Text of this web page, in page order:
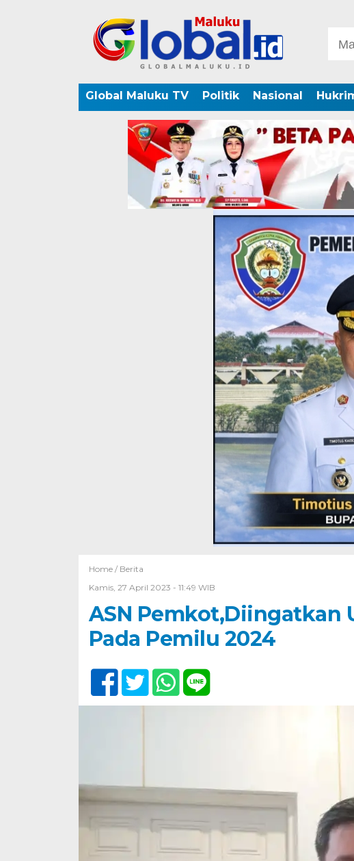
Global Maluku TV Politik Nasional
Home / Berita
Kamis, 27 April 2023 - 11:49 WIB
ASN Pemkot,Diingatkan
Pada Pemilu 2024